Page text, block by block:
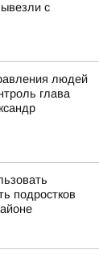
с
людей
глава
подростков